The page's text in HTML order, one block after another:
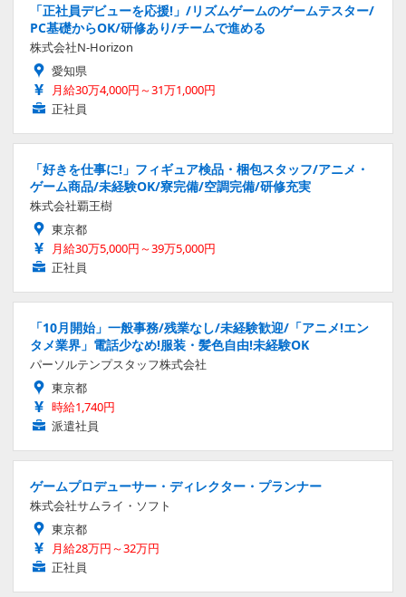
「正社員デビューを応援!」/リズムゲームのゲームテスター/
PC基礎からOK/研修あり/チームで進める
株式会社N-Horizon
愛知県
月給30万4,000円～31万1,000円
正社員
「好きを仕事に!」フィギュア検品・梱包スタッフ/アニメ・
ゲーム商品/未経験OK/寮完備/空調完備/研修充実
株式会社覇王樹
東京都
月給30万5,000円～39万5,000円
正社員
「10月開始」一般事務/残業なし/未経験歓迎/「アニメ!エン
タメ業界」電話少なめ!服装・髪色自由!未経験OK
パーソルテンプスタッフ株式会社
東京都
時給1,740円
派遣社員
ゲームプロデューサー・ディレクター・プランナー
株式会社サムライ・ソフト
東京都
月給28万円～32万円
正社員